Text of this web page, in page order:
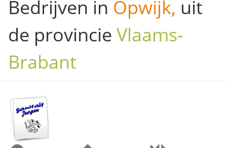
Bedrijven in Opwijk, uit
de provincie Vlaams-
Brabant